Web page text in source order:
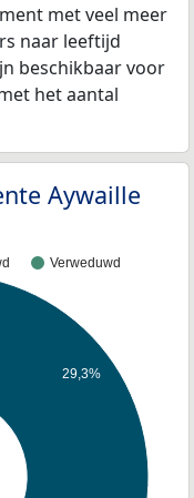
met veel meer
naar leeftijd
beschikbaar voor
het aantal
Aywaille
Verweduwd
29,3%